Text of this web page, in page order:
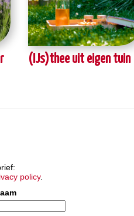
(IJs)thee uit eigen tuin
policy.